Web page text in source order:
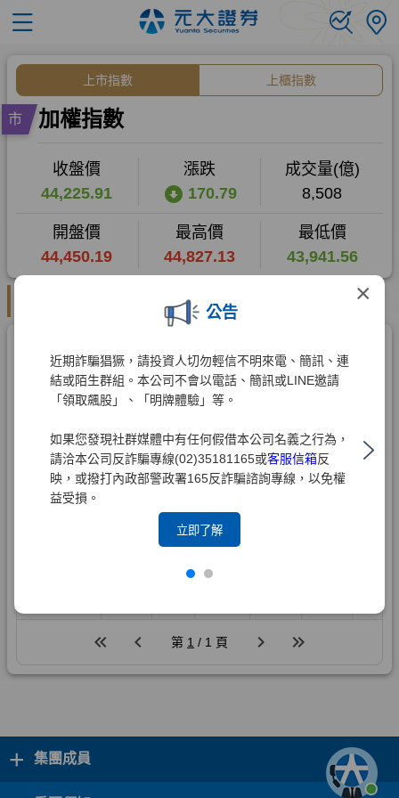
×
公告
近期詐騙猖獗，請投資人切勿輕信不明來電、簡訊、連
結或陌生群組。本公司不會以電話、簡訊或LINE邀請
「領取飆股」、「明牌體驗」等。
如果您發現社群媒體中有任何假借本公司名義之行為，
請洽本公司反詐騙專線(02)35181165或客服信箱反
映，或撥打內政部警政署165反詐騙諮詢專線，以免權
益受損。
立即了解
+ 集團成員